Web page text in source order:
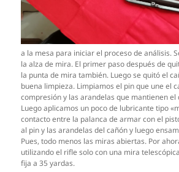
a la mesa para iniciar el proceso de análisis.
la alza de mira. El primer paso después de
la punta de mira también. Luego se quitó el
buena limpieza. Limpiamos el pin que une el
compresión y las arandelas que mantienen el
Luego aplicamos un poco de lubricante tipo
contacto entre la palanca de armar con el
al pin y las arandelas del cañón y luego
Pues, todo menos las miras abiertas. Por
utilizando el rifle solo con una mira
fija a 35 yardas.